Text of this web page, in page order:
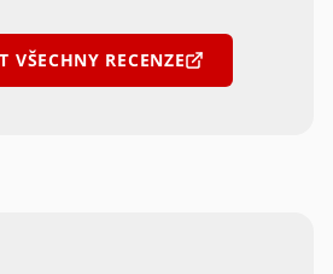
VŠECHNY RECENZE